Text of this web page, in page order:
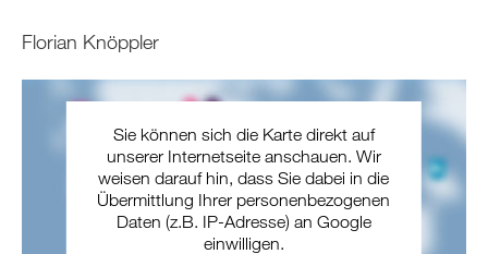
Florian Knöppler
Sie können sich die Karte direkt auf
unserer Internetseite anschauen. Wir
weisen darauf hin, dass Sie dabei in die
Übermittlung Ihrer personenbezogenen
Daten (z.B. IP-Adresse) an Google
einwilligen.